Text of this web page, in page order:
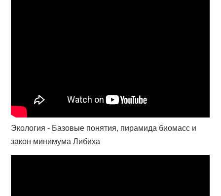
Экология - Базовые понятия, пирамида биомасс и
закон минимума Либиха